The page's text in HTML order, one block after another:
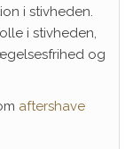
i stivheden.
i stivheden,
og
aftershave